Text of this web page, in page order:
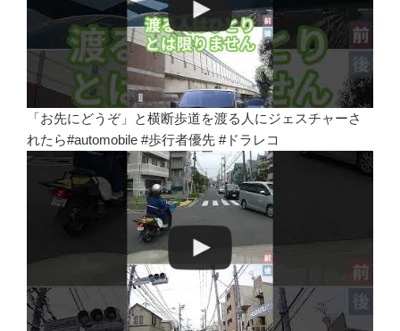
「お先にどうぞ」と横断歩道を渡る人にジェスチャーさ
れたら#automobile #歩行者優先 #ドラレコ